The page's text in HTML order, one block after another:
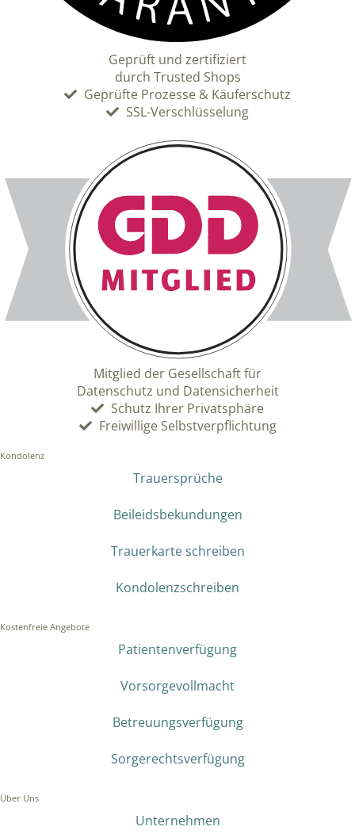
Geprüft und zertifiziert
durch Trusted Shops
Geprüfte Prozesse & Käuferschutz
SSL-Verschlüsselung
Mitglied der Gesellschaft für
Datenschutz und Datensicherheit
Schutz Ihrer Privatsphäre
Freiwillige Selbstverpflichtung
Kondolenz
Trauersprüche
Beileidsbekundungen
Trauerkarte schreiben
Kondolenzschreiben
Kostenfreie Angebote
Patientenverfügung
Vorsorgevollmacht
Betreuungsverfügung
Sorgerechtsverfügung
Über Uns
Unternehmen